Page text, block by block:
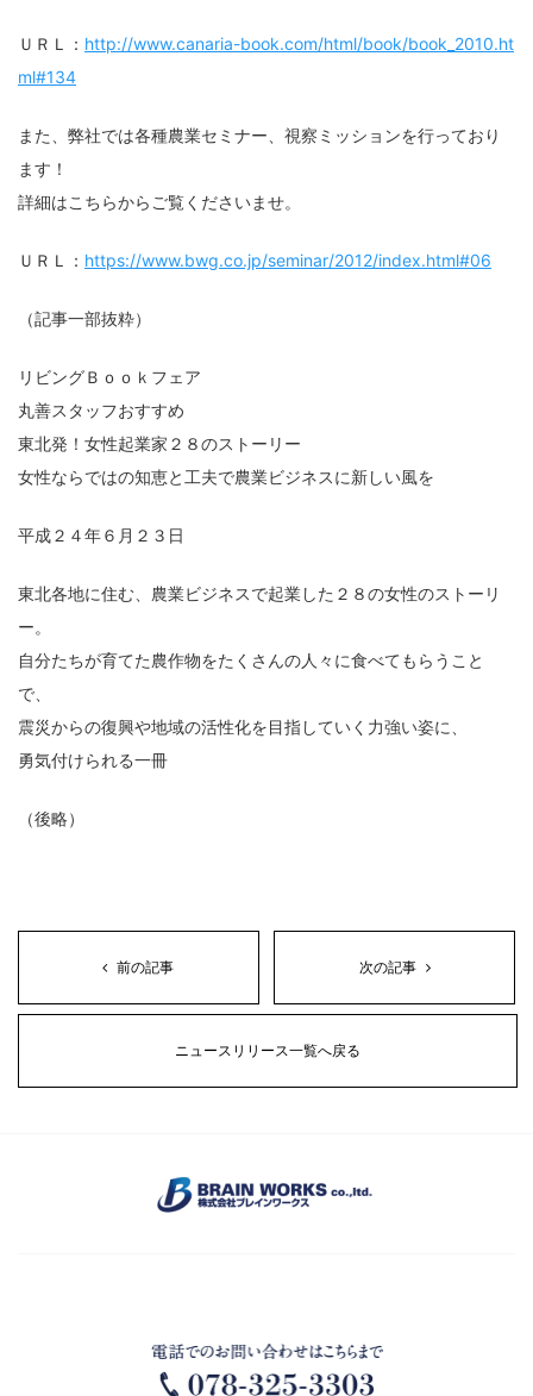
ＵＲＬ： http://www.canaria-book.com/html/book/book_2010.ht
ml#134
また、弊社では各種農業セミナー、視察ミッションを行っており
ます！
詳細はこちらからご覧くださいませ。
ＵＲＬ： https://www.bwg.co.jp/seminar/2012/index.html#06
（記事一部抜粋）
リビングＢｏｏｋフェア
丸善スタッフおすすめ
東北発！女性起業家２８のストーリー
女性ならではの知恵と工夫で農業ビジネスに新しい風を
平成２４年６月２３日
東北各地に住む、農業ビジネスで起業した２８の女性のストーリ
ー。
自分たちが育てた農作物をたくさんの人々に食べてもらうこと
で、
震災からの復興や地域の活性化を目指していく力強い姿に、
勇気付けられる一冊
（後略）
前の記事 次の記事
ニュースリリース一覧へ戻る